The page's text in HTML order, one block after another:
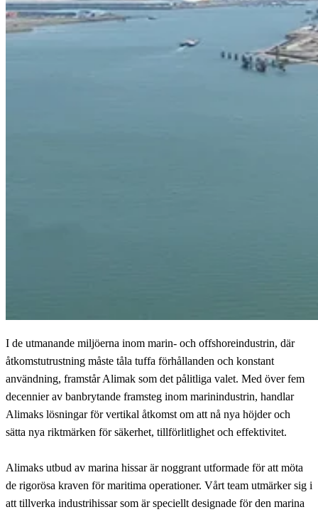
I de utmanande miljöerna inom marin- och offshoreindustrin, där
åtkomstutrustning måste tåla tuffa förhållanden och konstant
användning, framstår Alimak som det pålitliga valet. Med över fem
decennier av banbrytande framsteg inom marinindustrin, handlar
Alimaks lösningar för vertikal åtkomst om att nå nya höjder och
sätta nya riktmärken för säkerhet, tillförlitlighet och effektivitet.
Alimaks utbud av marina hissar är noggrant utformade för att möta
de rigorösa kraven för maritima operationer. Vårt team utmärker sig i
att tillverka industrihissar som är speciellt designade för den marina